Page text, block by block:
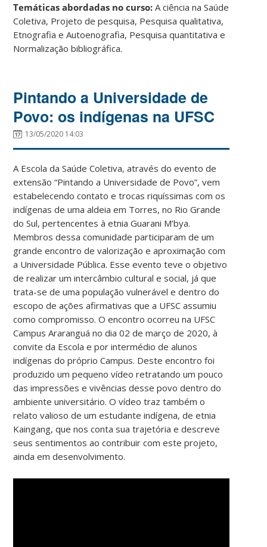
Temáticas abordadas no curso: A ciência na Saúde
Coletiva, Projeto de pesquisa, Pesquisa qualitativa,
Etnografia e Autoenografia, Pesquisa quantitativa e
Normalização bibliográfica.
Pintando a Universidade de
Povo: os indígenas na UFSC
13/05/2020 14:03
A Escola da Saúde Coletiva, através do evento de
extensão “Pintando a Universidade de Povo”, vem
estabelecendo contato e trocas riquíssimas com os
indígenas de uma aldeia em Torres, no Rio Grande
do Sul, pertencentes à etnia Guarani M’bya.
Membros dessa comunidade participaram de um
grande encontro de valorização e aproximação com
a Universidade Pública. Esse evento teve o objetivo
de realizar um intercâmbio cultural e social, já que
trata-se de uma população vulnerável e dentro do
escopo de ações afirmativas que a UFSC assumiu
como compromisso. O encontro ocorreu na UFSC
Campus Araranguá no dia 02 de março de 2020, à
convite da Escola e por intermédio de alunos
indígenas do próprio Campus. Deste encontro foi
produzido um pequeno vídeo retratando um pouco
das impressões e vivências desse povo dentro do
ambiente universitário. O vídeo traz também o
relato valioso de um estudante indígena, de etnia
Kaingang, que nos conta sua trajetória e descreve
seus sentimentos ao contribuir com este projeto,
ainda em desenvolvimento.